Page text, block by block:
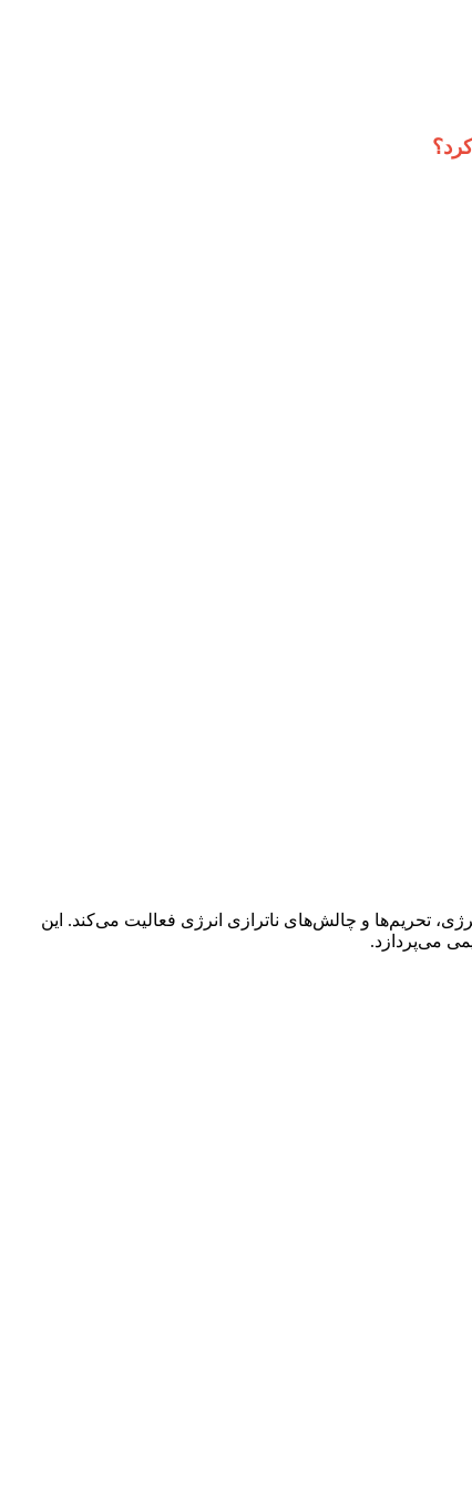
تحریم‌ها و چالش‌های ناترازی انرژی فعالیت می‌کند. این
می‌پردازد.